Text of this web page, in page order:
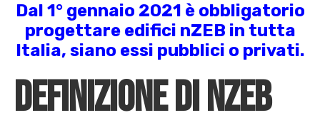
Dal 1° gennaio 2021 è obbligatorio
progettare edifici nZEB in tutta
Italia, siano essi pubblici o privati.
Definizione di nZEB